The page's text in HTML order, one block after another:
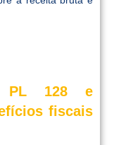
PL 128 e
fiscais